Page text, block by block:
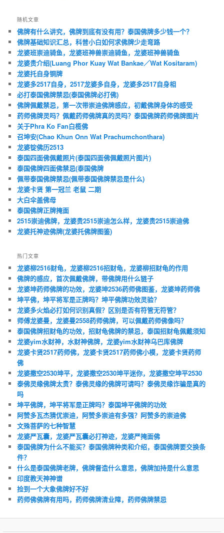
随机文章
佛牌有什么讲究，佛牌到底有没有用？泰国佛牌多少钱一个？
佛牌基础知识汇总，科普小白如何求佛牌少走弯路
龙婆班崇迪骑鱼，龙婆班神兽崇迪骑鱼，龙婆班神兽骑鱼
龙婆贵介绍(Luang Phor Kuay Wat Bankae／Wat Kositaram)
龙婆托自身铜牌
龙婆多2517自身，2517龙婆多自身，龙婆多2517自身相
必打泰国佛牌禁忌(泰国佛牌必打佛)
佛牌佩戴禁忌，第一次带崇迪佛牌感应，初戴佛牌身体的感受
药师佛牌灵吗？佩戴药师佛牌真的灵吗？泰国佛牌药师佛牌图片
关于Phra Ko Fan白榄佛
召坤安(Chao Khun Onn Wat Prachumchonthara)
龙婆锭佛历2513
泰国四面佛佩戴照片(泰国四面佛佩戴照片图片)
泰国佛牌四面佛禁忌(泰国佛牌
佩带泰国佛牌禁忌(佩带泰国佛牌禁忌是什么)
龙婆卡贤 第一冠兰 老鼠 二期
大白伞盖佛母
泰国佛牌正牌掩面
2515崇迪佛牌，龙婆贵2515崇迪怎么样，龙婆贵2515崇迪佛
龙婆托神迹佛牌(龙婆托佛牌图鉴)
热门文章
龙婆柳2516财龟，龙婆柳2516招财龟，龙婆柳招财龟的作用
佛牌的感应，首次佩戴佛牌，带佛牌用什么链子
龙婆坤药师佛牌的功效，龙婆坤2536药师佛图鉴，龙婆坤药师佛
坤平佛，坤平将军是正牌吗？坤平佛牌功效灵验？
龙婆多火焰必打如何识别真假？区别是否有符管无符管？
师傅龙婆曼，龙婆曼2558药师佛牌，可以佩戴药师佛像吗？
泰国佛牌招财龟的功效，招财龟佛牌的禁忌，泰国招财龟佩戴须知
龙婆yim水财神，水财神佛牌，龙婆yim水财神乌巴库佛牌
龙婆卡贤2517药师佛，龙婆卡贤2517药师佛小模，龙婆卡贤药师
佛
龙婆撒空2530坤平，龙婆撒空2530坤平迷你，龙婆撒空坤平2530
泰佛灵缘佛牌太贵？泰佛灵缘的佛牌可请吗？泰佛灵缘诈骗是真的
吗
坤平佛牌，坤平将军是正牌吗？泰国坤平佛牌的功效
阿赞多瓦杰猜优崇迪，阿赞多崇迪有多强？阿赞多的崇迪佛
文殊菩萨的七种智慧
龙婆严瓦囊，龙婆严瓦囊必打神迹，龙婆严掩面佛
泰国佛牌为什么不能买？泰国佛牌种类和介绍，泰国佛牌要交换条
件？
什么是泰国佛牌老牌，佛牌督造什么意思，佛牌加持是什么意思
印度教天神神谱
捡到一个大象佛牌好不好
药师佛佛牌有用吗，药师佛牌清业障，药师佛牌禁忌